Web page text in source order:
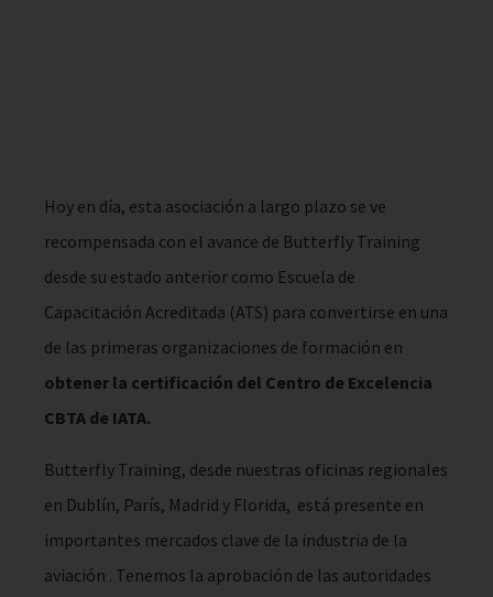
Hoy en día, esta asociación a largo plazo se ve
recompensada con el avance de Butterfly Training
desde su estado anterior como Escuela de
Capacitación Acreditada (ATS) para convertirse en una
de las primeras organizaciones de formación en
obtener la certificación del Centro de Excelencia
CBTA de IATA.
Butterfly Training, desde nuestras oficinas regionales
en Dublín, París, Madrid y Florida, está presente en
importantes mercados clave de la industria de la
aviación . Tenemos la aprobación de las autoridades